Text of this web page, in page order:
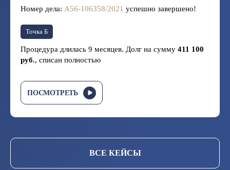
Номер дела: А56-106358/2021 успешно завершено!
Точка Б
Процедура длилась 9 месяцев. Долг на сумму 411 100
руб., списан полностью
ПОСМОТРЕТЬ
ВСЕ КЕЙСЫ